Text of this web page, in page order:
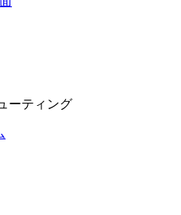
ーティング